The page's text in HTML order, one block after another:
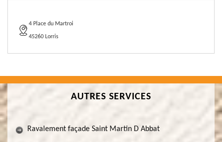
4 Place du Martroi
45260 Lorris
AUTRES SERVICES
Ravalement façade Saint Martin D Abbat